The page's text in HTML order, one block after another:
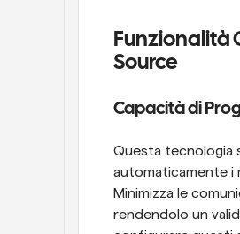
Funzionalità
Source
Capacità di
Questa tecnologia
automaticamente i
Minimizza le
rendendolo un